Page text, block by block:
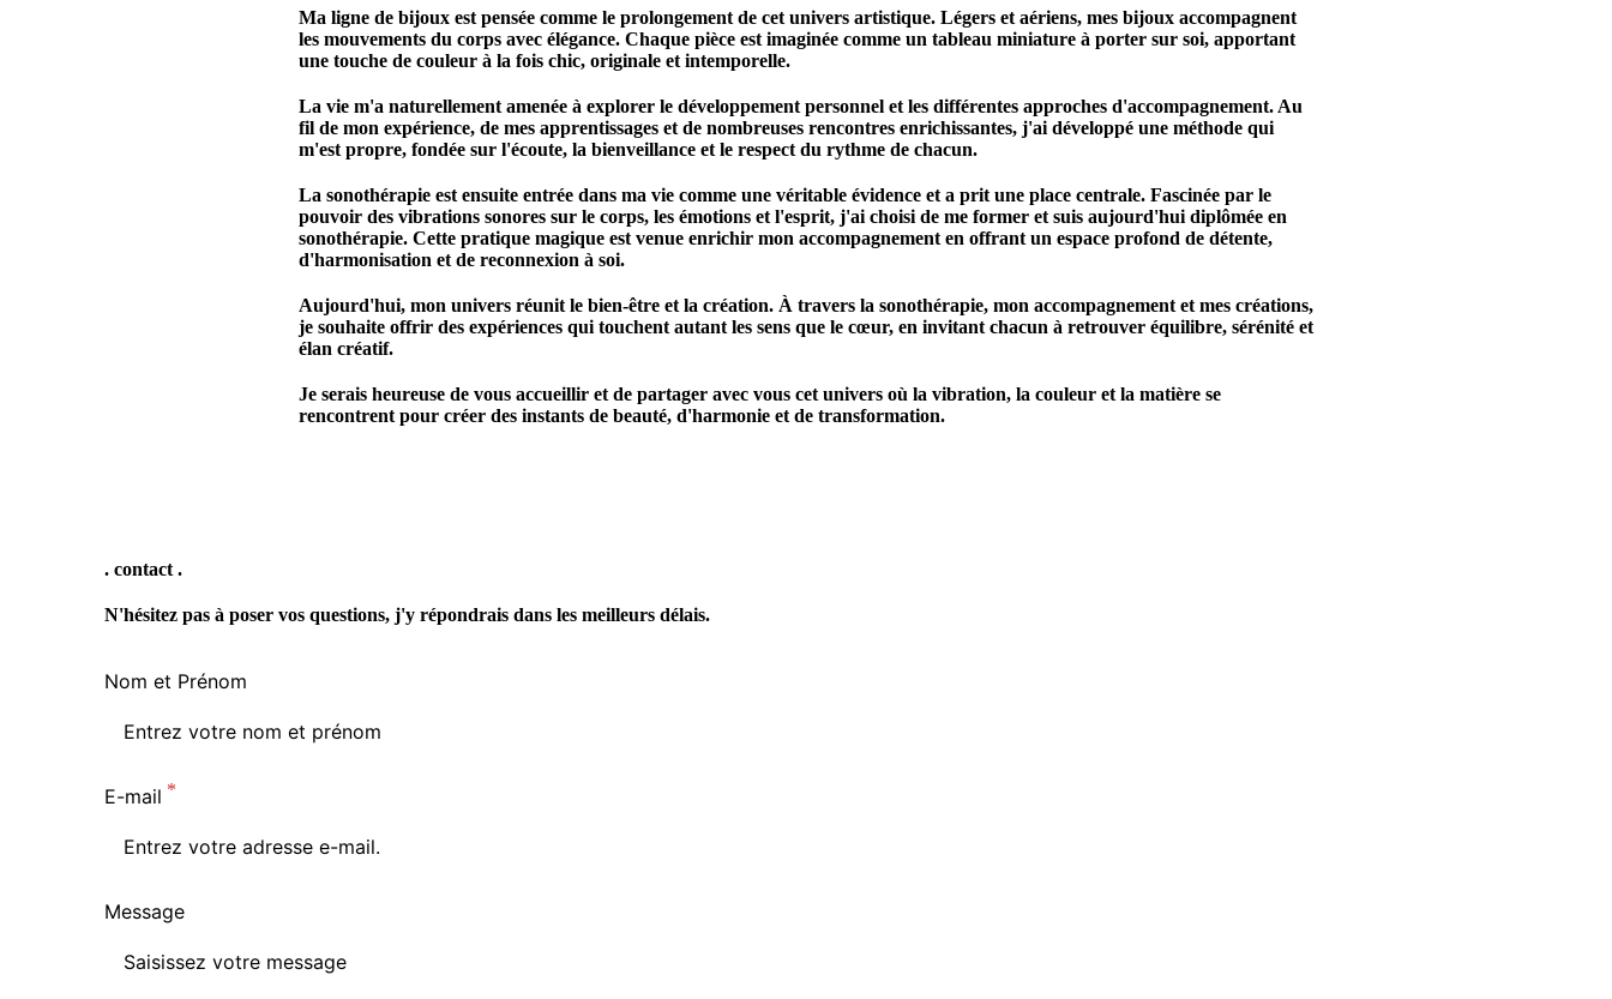
Ma ligne de bijoux est pensée comme le prolongement de cet univers artistique. Légers et aériens, mes bijoux accompagnent
les mouvements du corps avec élégance. Chaque pièce est imaginée comme un tableau miniature à porter sur soi, apportant
une touche de couleur à la fois chic, originale et intemporelle.
La vie m'a naturellement amenée à explorer le développement personnel et les différentes approches d'accompagnement. Au
fil de mon expérience, de mes apprentissages et de nombreuses rencontres enrichissantes, j'ai développé une méthode qui
m'est propre, fondée sur l'écoute, la bienveillance et le respect du rythme de chacun.
La sonothérapie est ensuite entrée dans ma vie comme une véritable évidence et a prit une place centrale. Fascinée par le
pouvoir des vibrations sonores sur le corps, les émotions et l'esprit, j'ai choisi de me former et suis aujourd'hui diplômée en
sonothérapie. Cette pratique magique est venue enrichir mon accompagnement en offrant un espace profond de détente,
d'harmonisation et de reconnexion à soi.
Aujourd'hui, mon univers réunit le bien-être et la création. À travers la sonothérapie, mon accompagnement et mes créations,
je souhaite offrir des expériences qui touchent autant les sens que le cœur, en invitant chacun à retrouver équilibre, sérénité et
élan créatif.
Je serais heureuse de vous accueillir et de partager avec vous cet univers où la vibration, la couleur et la matière se
rencontrent pour créer des instants de beauté, d'harmonie et de transformation.
. contact .
N'hésitez pas à poser vos questions, j'y répondrais dans les meilleurs délais.
Nom et Prénom
E-mail
Message